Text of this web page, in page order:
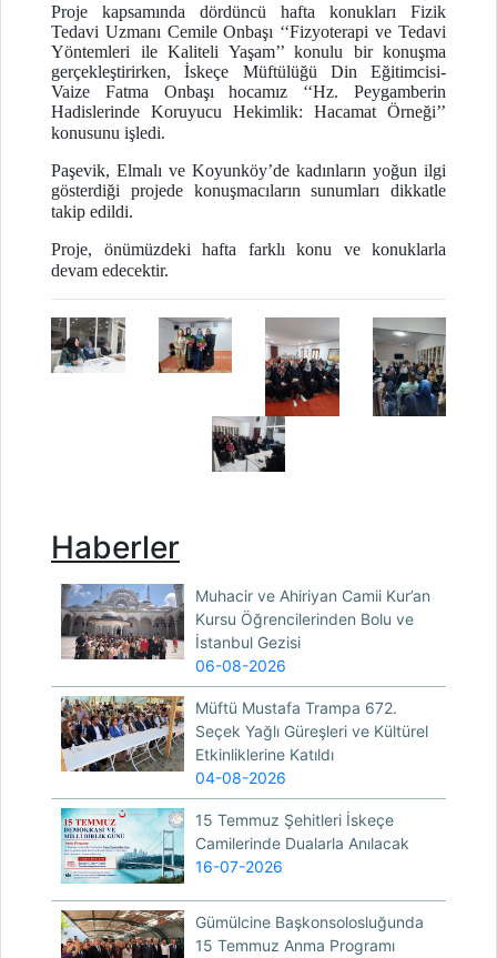
Proje kapsamında dördüncü hafta konukları Fizik
Tedavi Uzmanı Cemile Onbaşı ‘‘Fizyoterapi ve Tedavi
Yöntemleri ile Kaliteli Yaşam’’ konulu bir konuşma
gerçekleştirirken, İskeçe Müftülüğü Din Eğitimcisi-
Vaize Fatma Onbaşı hocamız ‘‘Hz. Peygamberin
Hadislerinde Koruyucu Hekimlik: Hacamat Örneği’’
konusunu işledi.
Paşevik, Elmalı ve Koyunköy’de kadınların yoğun ilgi
gösterdiği projede konuşmacıların sunumları dikkatle
takip edildi.
Proje, önümüzdeki hafta farklı konu ve konuklarla
devam edecektir.
Haberler
Muhacir ve Ahiriyan Camii Kur’an
Kursu Öğrencilerinden Bolu ve
İstanbul Gezisi
06-08-2026
Müftü Mustafa Trampa 672.
Seçek Yağlı Güreşleri ve Kültürel
Etkinliklerine Katıldı
04-08-2026
15 Temmuz Şehitleri İskeçe
Camilerinde Dualarla Anılacak
16-07-2026
Gümülcine Başkonsolosluğunda
15 Temmuz Anma Programı